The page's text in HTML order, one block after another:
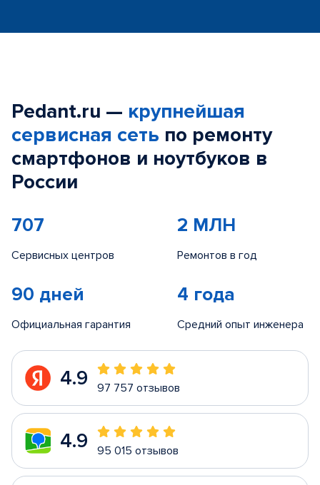
Pedant.ru — крупнейшая
сервисная сеть по ремонту
смартфонов и ноутбуков в
России
707
Сервисных центров
2 МЛН
Ремонтов в год
90 дней
Официальная гарантия
4 года
Средний опыт инженера
4.9 97 757 отзывов
4.9 95 015 отзывов